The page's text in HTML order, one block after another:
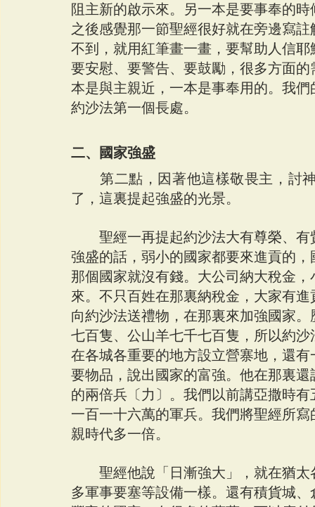
阻主新的啟示來。另一本是要事奉的
之後感覺那一節聖經很好就在旁邊寫
不到，就用紅筆畫一畫，要幫助人信
要安慰、要警告、要鼓勵，很多方面
本是與主親近，一本是事奉用的。我
約沙法第一個長處。
二、國家強盛
第二點，因著他這樣敬畏主，討神
了，這裏提起強盛的光景。
聖經一再提起約沙法大有尊榮、有
強盛的話，弱小的國家都要來進貢的
那個國家就沒有錢。大公司納大稅金
來。不只百姓在那裏納稅金，大家有
向約沙法送禮物，在那裏來加強國家
七百隻、公山羊七千七百隻，所以約
在各城各重要的地方設立營寨地，還
要物品，說出國家的富強。他在那裏
的兩倍兵〔力〕。我們以前講亞撒時
一百一十六萬的軍兵。我們將聖經所
親時代多一倍。
聖經他說「日漸強大」，就在猶太
多軍事要塞等設備一樣。還有積貨城